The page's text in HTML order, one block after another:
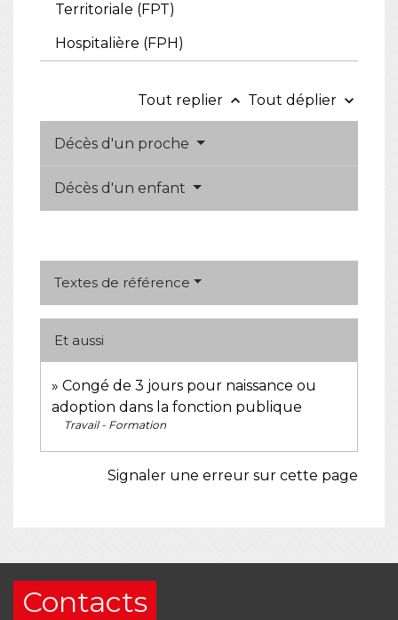
Territoriale (FPT)
Hospitalière (FPH)
Tout replier keyboard_arrow_up Tout déplier keyboard_arrow_down
Décès d'un proche
Décès d'un enfant
Textes de référence
Et aussi
Congé de 3 jours pour naissance ou
adoption dans la fonction publique
Travail - Formation
Signaler une erreur sur cette page
Contacts